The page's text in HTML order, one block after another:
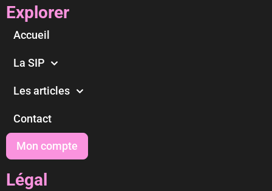
Explorer
Accueil
La SIP
Les articles
Contact
Mon compte
Légal